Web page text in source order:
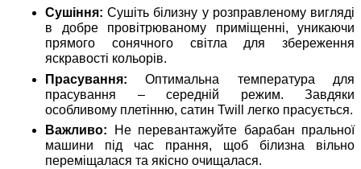
Сушіння: Сушіть білизну у розправленому вигляді
в добре провітрюваному приміщенні, уникаючи
прямого сонячного світла для збереження
яскравості кольорів.
Прасування: Оптимальна температура для
прасування – середній режим. Завдяки
особливому плетінню, сатин Twill легко прасується.
Важливо: Не перевантажуйте барабан пральної
машини під час прання, щоб білизна вільно
переміщалася та якісно очищалася.